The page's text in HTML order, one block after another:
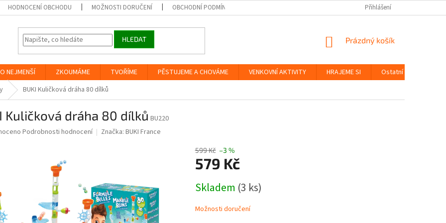
HODNOCENÍ OBCHODU MOŽNOSTI DORUČENÍ OBCHODNÍ PODMÍNKY ZÁSADY OCHRANY
Přihlášení
HLEDAT
NÁKUPNÍ
Prázdný košík
NEJMENŠÍ ZKOUMÁME TVOŘÍME PĚSTUJEME A CHOVÁME VENKOVNÍ AKTIVITY HRAJEME SI Ostatní
BUKI Kuličková dráha 80 dílků
Kuličková dráha 80 dílků BU220
Podrobnosti hodnocení Značka: BUKI France
599 Kč –3 %
579 Kč
cena:
Skladem (3 ks)
Možnosti doručení